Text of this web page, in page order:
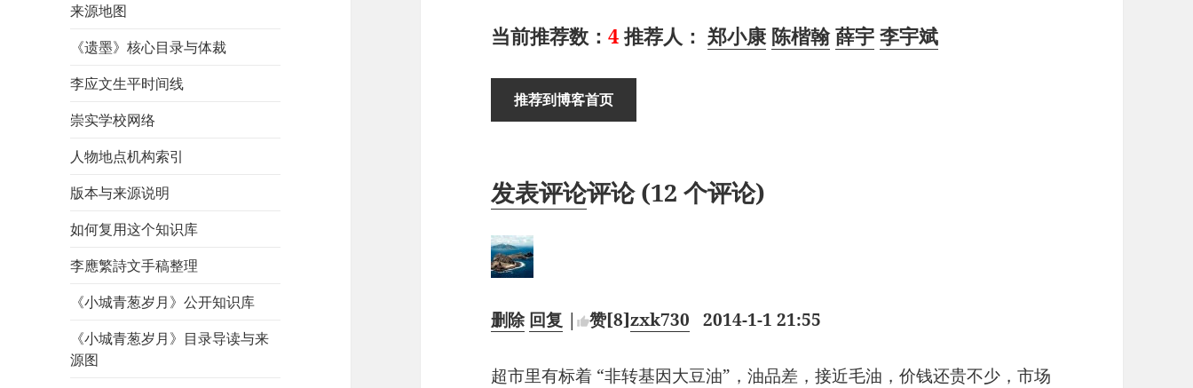
来源地图
《遗墨》核心目录与体裁
李应文生平时间线
崇实学校网络
人物地点机构索引
版本与来源说明
如何复用这个知识库
李應繁詩文手稿整理
《小城青葱岁月》公开知识库
《小城青葱岁月》目录导读与来
源图
当前推荐数：4 推荐人： 郑小康 陈楷翰 薛宇 李宇斌
推荐到博客首页
发表评论评论 (12 个评论)
删除 回复 | 赞[8]zxk730 2014-1-1 21:55
超市里有标着 “非转基因大豆油”，油品差，接近毛油，价钱还贵不少，市场